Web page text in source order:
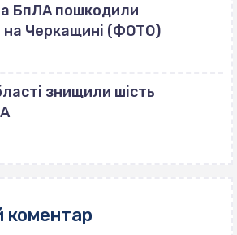
БпЛА пошкодили
на Черкащині (ФОТО)
знищили шість
коментар